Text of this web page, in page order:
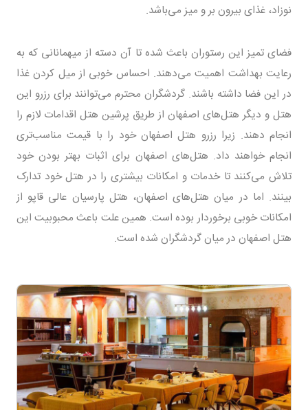
نوزاد، غذای بیرون بر و میز می‌باشد.
فضای تمیز این رستوران باعث شده تا آن دسته از میهمانانی که به
رعایت بهداشت اهمیت می‌دهند. احساس خوبی از میل کردن غذا
در این فضا داشته باشند. گردشگران محترم می‌توانند برای رزرو این
هتل و دیگر هتل‌های اصفهان از طریق پرشین هتل اقدامات لازم را
انجام دهند. زیرا رزرو هتل اصفهان خود را با قیمت مناسب‌تری
انجام خواهند داد. هتل‌های اصفهان برای اثبات بهتر بودن خود
تلاش می‌کنند تا خدمات و امکانات بیشتری را در هتل خود تدارک
بینند. اما در میان هتل‌های اصفهان، هتل پارسیان عالی قاپو از
امکانات خوبی برخوردار بوده است. همین علت باعث محبوبیت این
هتل اصفهان در میان گردشگران شده است.